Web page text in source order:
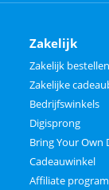
Zakelijk
Zakelijk bestellen
Zakelijke
Bedrijfswinkels
Digisprong
Bring Your Own
Cadeauwinkel
Affiliate